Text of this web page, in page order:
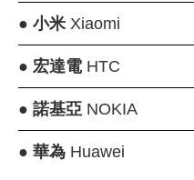
● 小米Xiaomi
● 宏達電HTC
● 諾基亞NOKIA
● 華為Huawei